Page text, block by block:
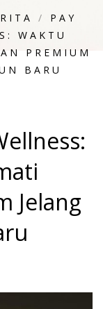
/ PAY
WAKTU
PREMIUM
BARU
Jelang